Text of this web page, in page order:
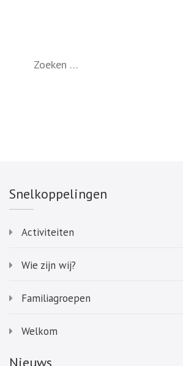
Snelkoppelingen
Activiteiten
Wie zijn wij?
Familiagroepen
Welkom
Nieuws